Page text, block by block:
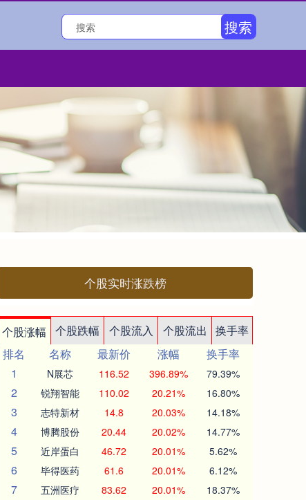
搜索
个股实时涨跌榜
个股涨幅 个股跌幅 个股流入 个股流出
换手率
排名
名称 最新价 涨幅
换手率
1
N展芯 116.52 396.89% 79.39%
2 锐翔智能 110.02 20.21% 16.80%
3 志特新材 14.8 20.03% 14.18%
4 博腾股份 20.44 20.02% 14.77%
5 近岸蛋白 46.72 20.01% 5.62%
6 毕得医药 61.6 20.01% 6.12%
7 五洲医疗 83.62 20.01% 18.37%